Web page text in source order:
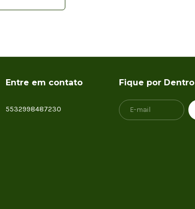
Entre em contato
5532998487230
Fique por Dentro